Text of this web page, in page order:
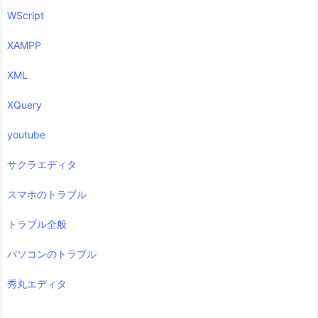
WScript
XAMPP
XML
XQuery
youtube
サクラエディタ
スマホのトラブル
トラブル全般
パソコンのトラブル
秀丸エディタ